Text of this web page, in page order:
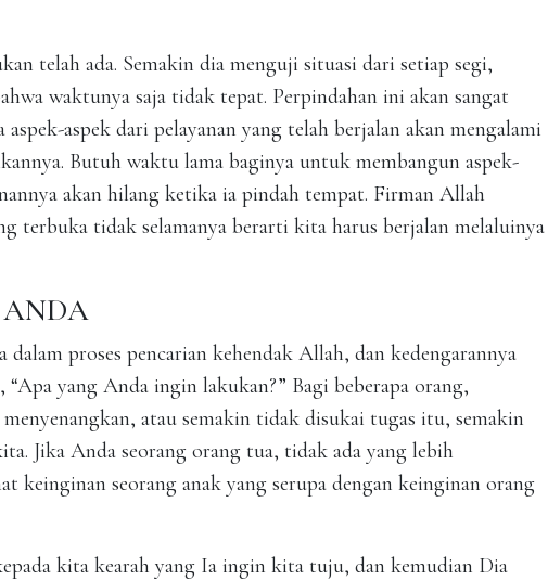
telah ada. Semakin dia menguji situasi dari setiap segi,
waktunya saja tidak tepat. Perpindahan ini akan sangat
aspek dari pelayanan yang telah berjalan akan mengalami
Butuh waktu lama baginya untuk membangun aspek-
akan hilang ketika ia pindah tempat. Firman Allah
terbuka tidak selamanya berarti kita harus berjalan melaluinya
dalam proses pencarian kehendak Allah, dan kedengarannya
“Apa yang Anda ingin lakukan?” Bagi beberapa orang,
atau semakin tidak disukai tugas itu, semakin
Jika Anda seorang orang tua, tidak ada yang lebih
keinginan seorang anak yang serupa dengan keinginan orang
kita kearah yang Ia ingin kita tuju, dan kemudian Dia